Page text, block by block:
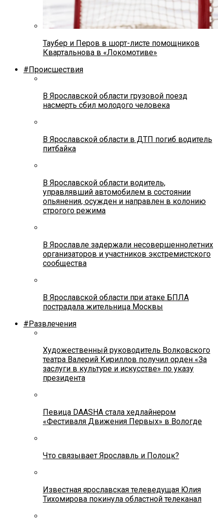
Таубер и Перов в шорт-листе помощников
Квартальнова в «Локомотиве»
#Происшествия
В Ярославской области грузовой поезд
насмерть сбил молодого человека
В Ярославской области в ДТП погиб водитель
питбайка
В Ярославской области водитель,
управлявший автомобилем в состоянии
опьянения, осужден и направлен в колонию
строгого режима
В Ярославле задержали несовершеннолетних
организаторов и участников экстремистского
сообщества
В Ярославской области при атаке БПЛА
пострадала жительница Москвы
#Развлечения
Художественный руководитель Волковского
театра Валерий Кириллов получил орден «За
заслуги в культуре и искусстве» по указу
президента
Певица DAASHA стала хедлайнером
«Фестиваля Движения Первых» в Вологде
Что связывает Ярославль и Полоцк?
Известная ярославская телеведущая Юлия
Тихомирова покинула областной телеканал